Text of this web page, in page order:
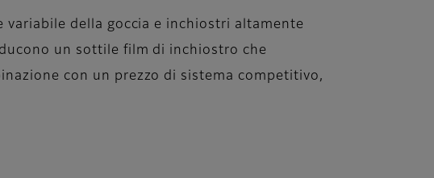
variabile della goccia e inchiostri altamente
un sottile film di inchiostro che
con un prezzo di sistema competitivo,